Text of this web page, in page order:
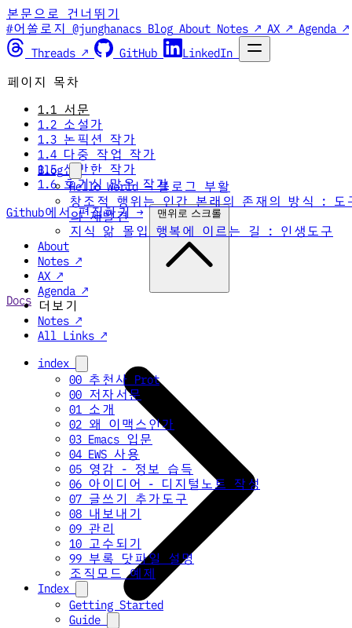
본문으로 건너뛰기
#어쏠로지 @junghanacs Blog About Notes ↗ AX ↗ Agenda ↗
Threads ↗
GitHub LinkedIn
Blog
Hello World — 블로그 부활
창조적 행위는 인간 본래의 존재의 방식 : 도
의 재발견
지식 앎 몰입 행복에 이르는 길 : 인생도구
About
Notes ↗
AX ↗
Agenda ↗
더보기
Notes ↗
All Links ↗
index
00 추천사 Prot
00 저자서문
01 소개
02 왜 이맥스인가
03 Emacs 입문
04 EWS 사용
05 영감 - 정보 습득
06 아이디어 - 디지털노트 작성
07 글쓰기 추가도구
08 내보내기
09 관리
10 고수되기
99 부록 닷파일 설명
조직모드 예제
Index
Getting Started
Guide
페이지 목차
1.1 서문
1.2 소설가
1.3 논픽션 작가
1.4 다중 작업 작가
1.5 산만한 작가
1.6 호기심 많은 작가
Github에서 편집하기 →
맨위로 스크롤
Docs